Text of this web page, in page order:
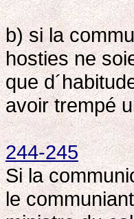
b) si la
hosties ne
que
avoir trempé
244-245
Si la
le